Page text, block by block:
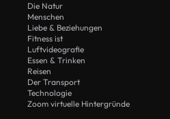
Die Natur
Menschen
Liebe & Beziehungen
Fitness ist
Luftvideografie
Essen & Trinken
Reisen
Der Transport
Technologie
Zoom virtuelle Hintergründe